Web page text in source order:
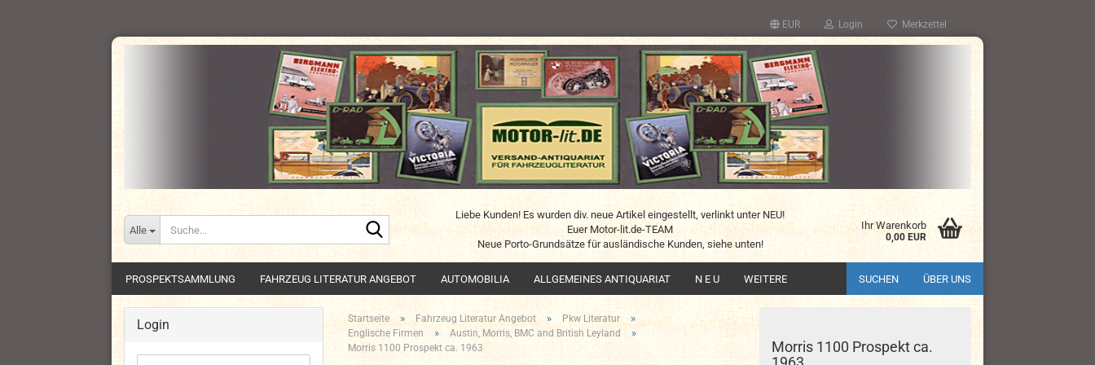
EUR Login Merkzettel
Alle
Liebe Kunden! Es wurden div. neue Artikel eingestellt, verlinkt unter NEU!
Euer Motor-lit.de-TEAM
Neue Porto-Grundsätze für ausländische Kunden, siehe unten!
Ihr Warenkorb
0,00 EUR
PROSPEKTSAMMLUNG FAHRZEUG LITERATUR ANGEBOT AUTOMOBILIA ALLGEMEINES ANTIQUARIAT N E U SUCHEN ÜBER UNS
WEITERE
Startseite » Fahrzeug Literatur Angebot » Pkw Literatur »
Englische Firmen » Austin, Morris, BMC and British Leyland »
Morris 1100 Prospekt ca. 1963
Morris 1100 Prospekt ca.
Login